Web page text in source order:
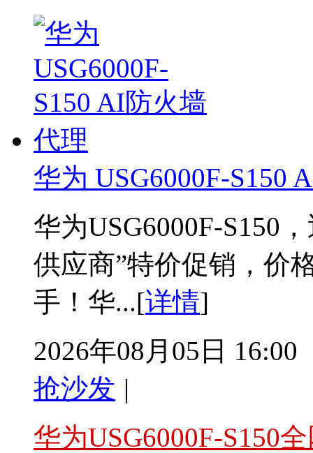
华为 USG6000F-S150
华为USG6000F-S150
供应商”特价促销，价
手！华...[详情]
2026年08月05日 16:00
抢沙发 |
华为USG6000F-S150